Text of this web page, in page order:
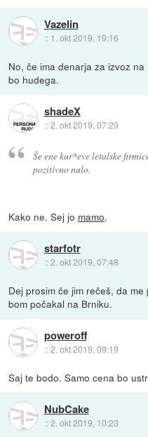
Vazelin
:: 1. okt 2019, 19:16
No, če ima denarja za izvoz
bo hudega.
shadeX
::2. okt 2019, 07:29
Še ene kur*eve letalske
pozitivno nulo.
Kako ne. Sej jo mamo.
starfotr
::2. okt 2019, 07:48
Dej prosim če jim rečeš, da
bom počakal na Brniku.
poweroff
::2. okt 2019, 09:19
Saj te bodo. Samo cena bo
NubCake
::2. okt 2019, 10:23